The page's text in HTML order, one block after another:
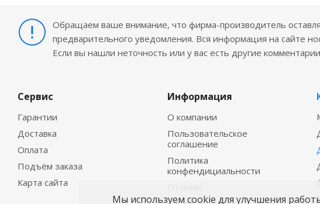
Обращаем ваше внимание, что фирма-производитель
предварительного уведомления. Вся информация на сайте
Если вы нашли неточность или у вас есть другие
Сервис
Гарантии
Доставка
Оплата
Подъём заказа
Карта сайта
Информация
О компании
Пользовательское
соглашение
Политика
конфендициальности
Мы используем cookie для улучшения